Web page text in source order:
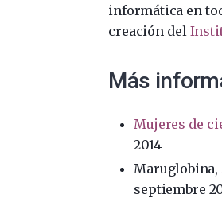
informática en
creación del
Más
Mujeres de
2014
Maruglobina,
septiembre